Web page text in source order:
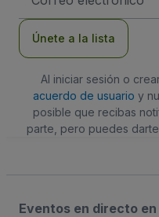
Únete a la lista
Al iniciar sesión o
acuerdo de usuario y
posible que recibas
parte, pero puedes
Eventos en directo